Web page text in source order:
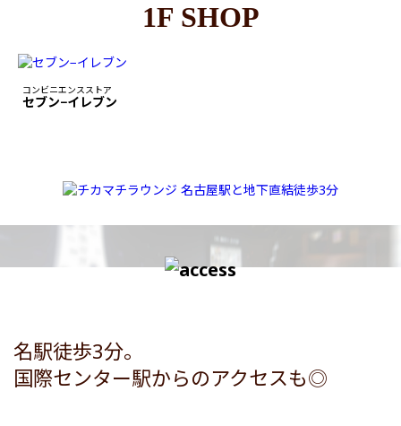
1F SHOP
コンビニエンスストア
セブン−イレブン
名駅徒歩3分。
国際センター駅からのアクセスも◎